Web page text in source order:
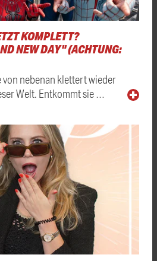
KOMPLETT?
NEW DAY" (ACHTUNG:
nebenan klettert wieder
Welt. Entkommt sie …